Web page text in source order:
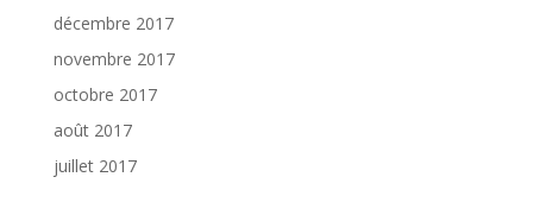
décembre 2017
novembre 2017
octobre 2017
août 2017
juillet 2017